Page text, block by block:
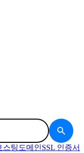
스팅 도메인SSL 인증서